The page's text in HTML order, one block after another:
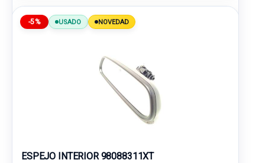
-5% USADO NOVEDAD
ESPEJO INTERIOR 98088311XT